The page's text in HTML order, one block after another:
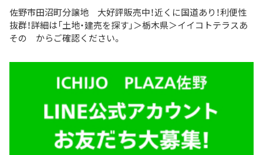
佐野市田沼町分譲地 大好評販売中！近くに国道あり！利便性
抜群！詳細は「土地・建売を探す」＞栃木県＞イイコトテラスあ
その からご確認ください。